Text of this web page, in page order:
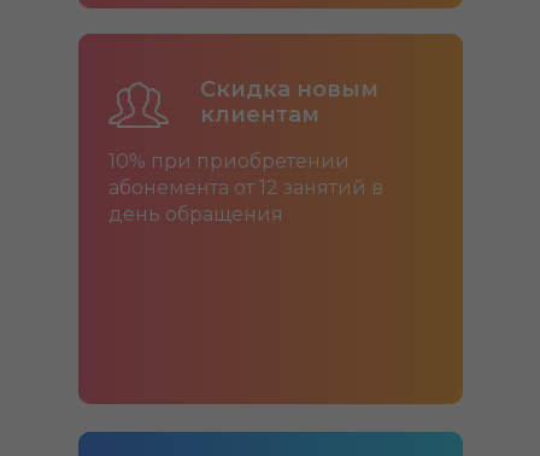
Скидка новым
клиентам
10% при приобретении
абонемента от 12 занятий в
день обращения